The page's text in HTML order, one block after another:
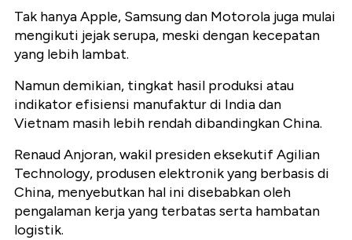
Tak hanya Apple, Samsung dan Motorola juga mulai
mengikuti jejak serupa, meski dengan kecepatan
yang lebih lambat.
Namun demikian, tingkat hasil produksi atau
indikator efisiensi manufaktur di India dan
Vietnam masih lebih rendah dibandingkan China.
Renaud Anjoran, wakil presiden eksekutif Agilian
Technology, produsen elektronik yang berbasis di
China, menyebutkan hal ini disebabkan oleh
pengalaman kerja yang terbatas serta hambatan
logistik.